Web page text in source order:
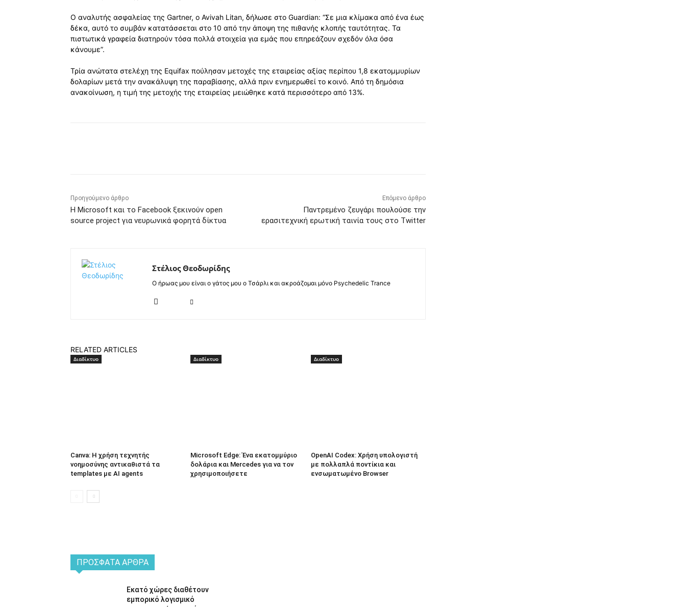
Ο αναλυτής ασφαλείας της Gartner, ο Avivah Litan, δήλωσε στο Guardian: “Σε μια κλίμακα από ένα έως
δέκα, αυτό το συμβάν κατατάσσεται στο 10 από την άποψη της πιθανής κλοπής ταυτότητας. Τα
πιστωτικά γραφεία διατηρούν τόσα πολλά στοιχεία για εμάς που επηρεάζουν σχεδόν όλα όσα
κάνουμε”.
Τρία ανώτατα στελέχη της Equifax πούλησαν μετοχές της εταιρείας αξίας περίπου 1,8 εκατομμυρίων
δολαρίων μετά την ανακάλυψη της παραβίασης, αλλά πριν ενημερωθεί το κοινό. Από τη δημόσια
ανακοίνωση, η τιμή της μετοχής της εταιρείας μειώθηκε κατά περισσότερο από 13%.
Προηγούμενο άρθρο
Η Microsoft και το Facebook ξεκινούν open
source project για νευρωνικά φορητά δίκτυα
Επόμενο άρθρο
Παντρεμένο ζευγάρι πουλούσε την
ερασιτεχνική ερωτική ταινία τους στο Twitter
Στέλιος Θεοδωρίδης
Ο ήρωας μου είναι ο γάτος μου ο Τσάρλι και ακροάζομαι μόνο Psychedelic Trance
RELATED ARTICLES
Διαδίκτυο
Canva: Η χρήση τεχνητής
νοημοσύνης αντικαθιστά τα
templates με AI agents
Διαδίκτυο
Microsoft Edge: Ένα εκατομμύριο
δολάρια και Mercedes για να τον
χρησιμοποιήσετε
Διαδίκτυο
OpenAI Codex: Χρήση υπολογιστή
με πολλαπλά ποντίκια και
ενσωματωμένο Browser
ΠΡΌΣΦΑΤΑ ΆΡΘΡΑ
Εκατό χώρες διαθέτουν
εμπορικό λογισμικό